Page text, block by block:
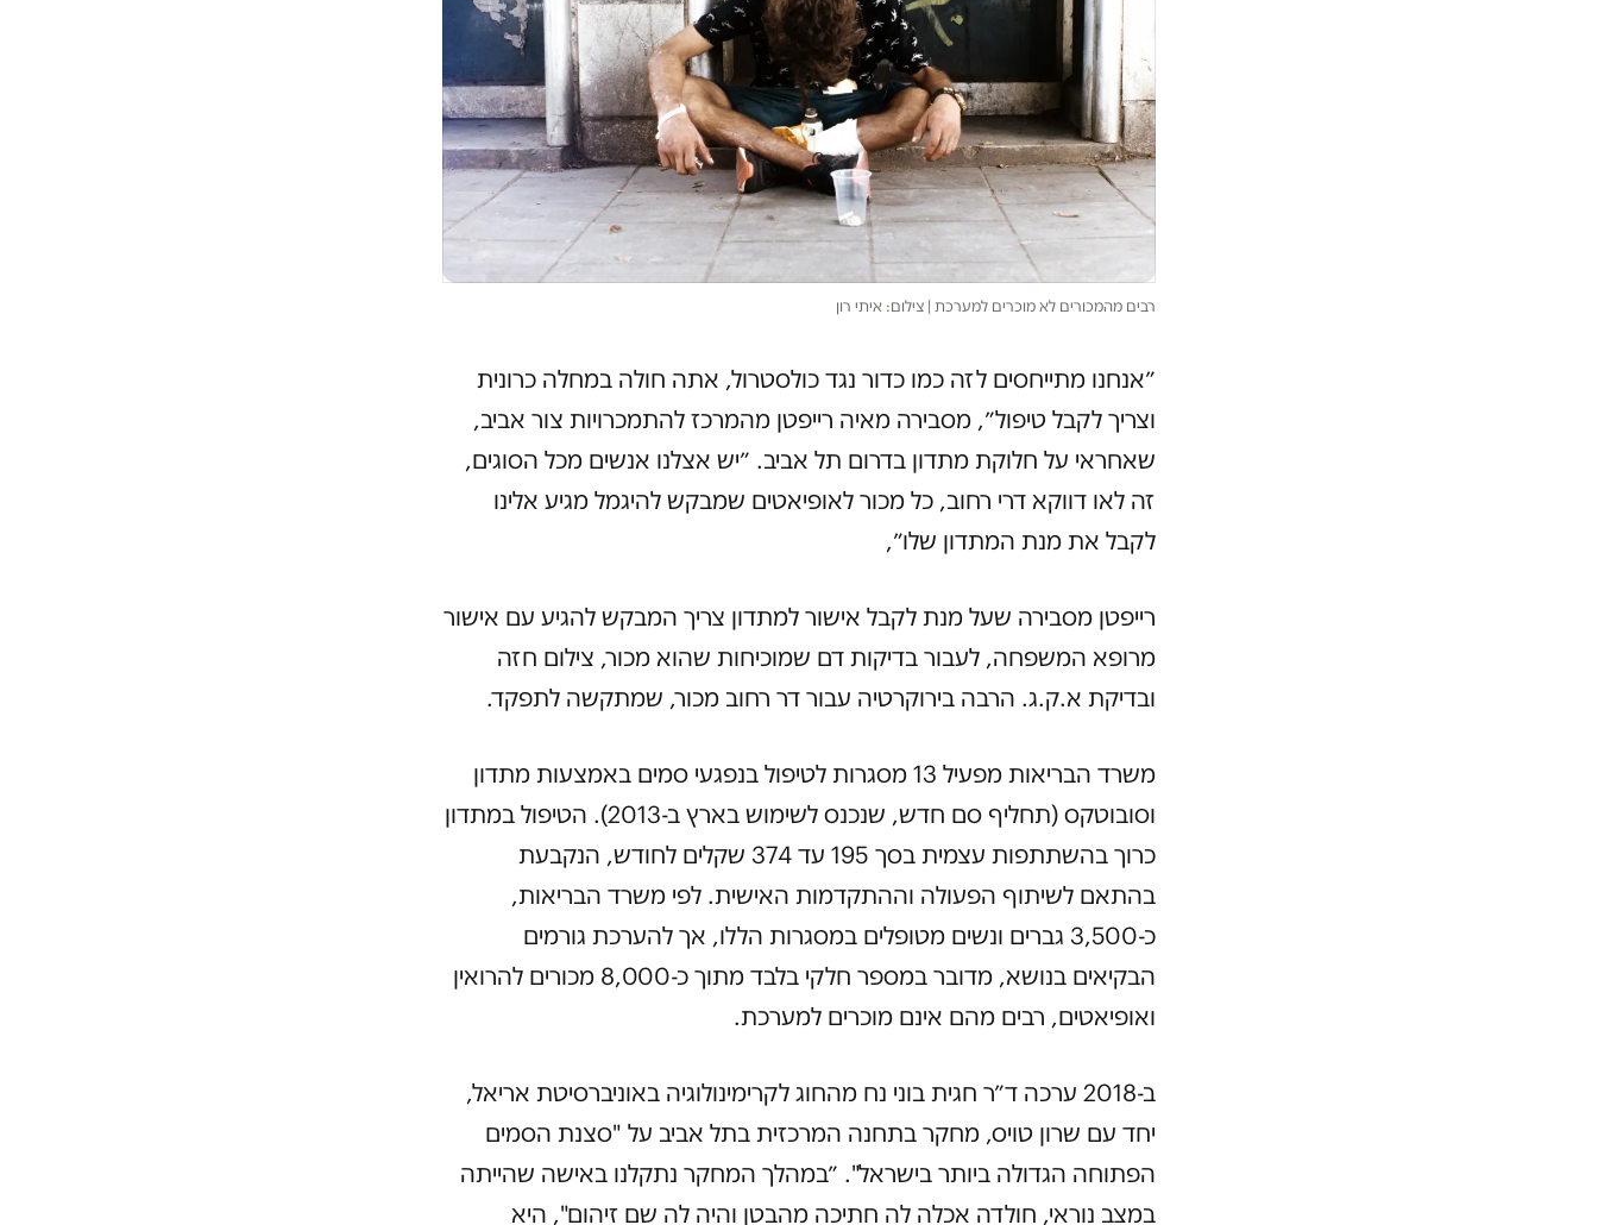
רבים מהמכורים לא מוכרים למערכת | צילום: איתי רון
״אנחנו מתייחסים לזה כמו כדור נגד כולסטרול, אתה חולה במחלה כרונית
וצריך לקבל טיפול״, מסבירה מאיה רייפטן מהמרכז להתמכרויות צור אביב,
שאחראי על חלוקת מתדון בדרום תל אביב. ״יש אצלנו אנשים מכל הסוגים,
זה לאו דווקא דרי רחוב, כל מכור לאופיאטים שמבקש להיגמל מגיע אלינו
לקבל את מנת המתדון שלו״,
רייפטן מסבירה שעל מנת לקבל אישור למתדון צריך המבקש להגיע עם אישור
מרופא המשפחה, לעבור בדיקות דם שמוכיחות שהוא מכור, צילום חזה
ובדיקת א.ק.ג. הרבה בירוקרטיה עבור דר רחוב מכור, שמתקשה לתפקד.
משרד הבריאות מפעיל 13 מסגרות לטיפול בנפגעי סמים באמצעות מתדון
וסובוטקס (תחליף סם חדש, שנכנס לשימוש בארץ ב-2013). הטיפול במתדון
כרוך בהשתתפות עצמית בסך 195 עד 374 שקלים לחודש, הנקבעת
בהתאם לשיתוף הפעולה וההתקדמות האישית. לפי משרד הבריאות,
כ-3,500 גברים ונשים מטופלים במסגרות הללו, אך להערכת גורמים
הבקיאים בנושא, מדובר במספר חלקי בלבד מתוך כ-8,000 מכורים להרואין
ואופיאטים, רבים מהם אינם מוכרים למערכת.
ב-2018 ערכה ד״ר חגית בוני נח מהחוג לקרימינולוגיה באוניברסיטת אריאל,
יחד עם שרון טויס, מחקר בתחנה המרכזית בתל אביב על "סצנת הסמים
הפתוחה הגדולה ביותר בישראל". ״במהלך המחקר נתקלנו באישה שהייתה
במצב נוראי, חולדה אכלה לה חתיכה מהבטן והיה לה שם זיהום", היא